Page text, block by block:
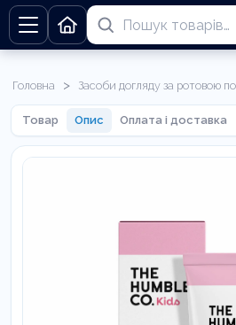
Головна > Засоби догляду за ротовою
Товар Опис Оплата і доставка